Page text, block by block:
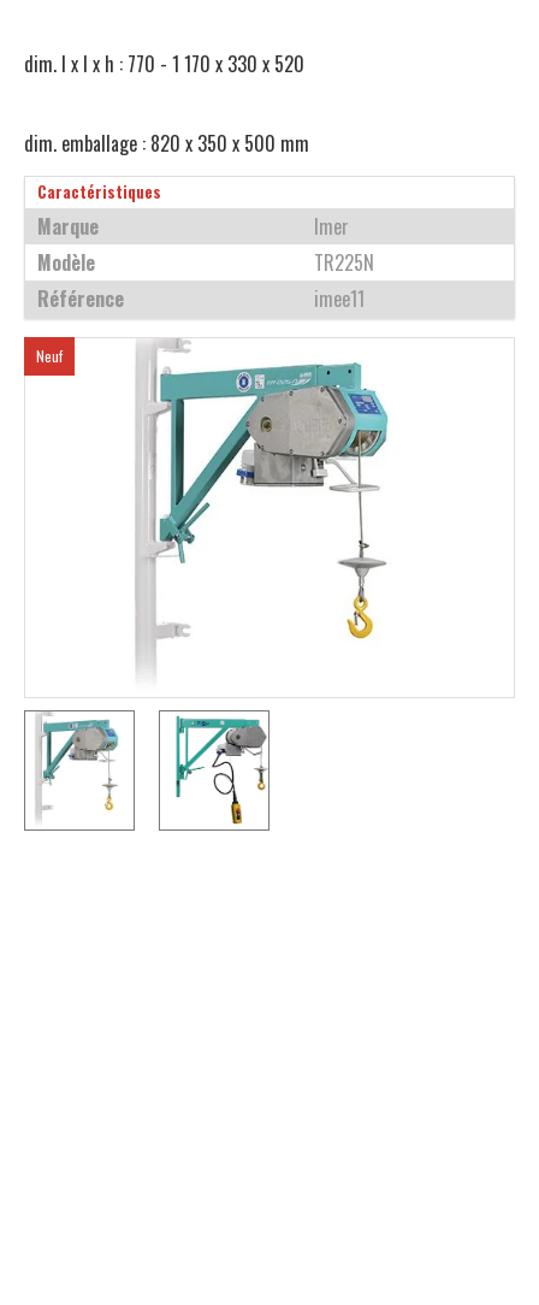
Neuf
dim. l x l x h : 770 - 1 170 x 330 x 520
dim. emballage : 820 x 350 x 500 mm
Caractéristiques
Marque
Imer
Modèle
TR225N
Référence
imee11